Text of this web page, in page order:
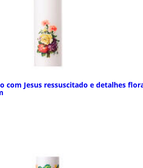
com Jesus ressuscitado e detalhes